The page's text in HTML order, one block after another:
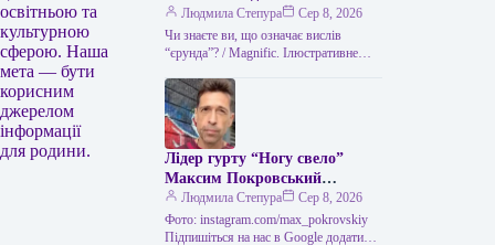
освітньою та
культурною
сферою. Наша
мета — бути
корисним
джерелом
інформації
для родини.
Людмила Степура
Сер 8, 2026
Чи знаєте ви, що означає вислів
“єрунда”? / Magnific. Ілюстративне
виявляється цікавішою за його
пряме…
Лідер гурту “Ногу свело”
Максим Покровський
розповів про причини свого
візиту до України.
Людмила Степура
Сер 8, 2026
Фото: instagram.com/max_pokrovskiy
Підпишіться на нас в Google додати